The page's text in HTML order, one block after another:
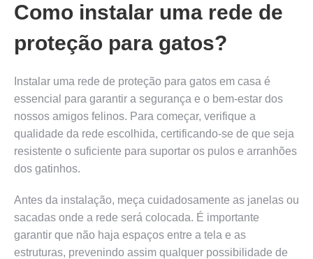
Como instalar uma rede de
proteção para gatos?
Instalar uma rede de proteção para gatos em casa é
essencial para garantir a segurança e o bem-estar dos
nossos amigos felinos. Para começar, verifique a
qualidade da rede escolhida, certificando-se de que seja
resistente o suficiente para suportar os pulos e arranhões
dos gatinhos.
Antes da instalação, meça cuidadosamente as janelas ou
sacadas onde a rede será colocada. É importante
garantir que não haja espaços entre a tela e as
estruturas, prevenindo assim qualquer possibilidade de